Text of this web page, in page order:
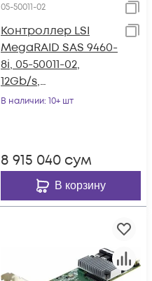
05-50011-02
Контроллер LSI
MegaRAID SAS 9460-
8i, 05-50011-02,
12Gb/s,
SAS/SATA/NVMe 8-
В наличии: 10+ шт
8 915 040 сум
В корзину